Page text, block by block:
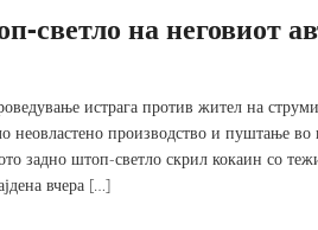
светло на неговиот
истрага против жител на
неовластено производство и пуштање во
задно штоп-светло скрил кокаин со
вчера […]